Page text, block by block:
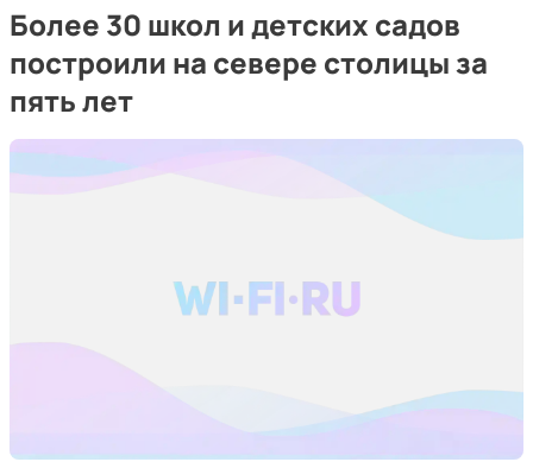
Более 30 школ и детских садов
построили на севере столицы за
пять лет